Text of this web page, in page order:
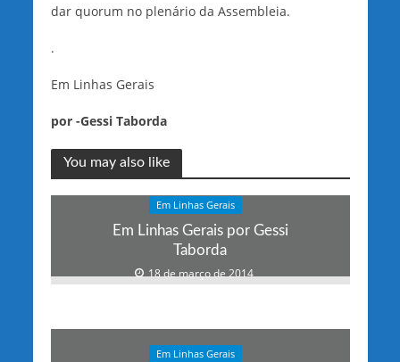
dar quorum no plenário da Assembleia.
.
Em Linhas Gerais
por -Gessi Taborda
You may also like
Em Linhas Gerais
Em Linhas Gerais por Gessi
Taborda
18 de março de 2014
Em Linhas Gerais